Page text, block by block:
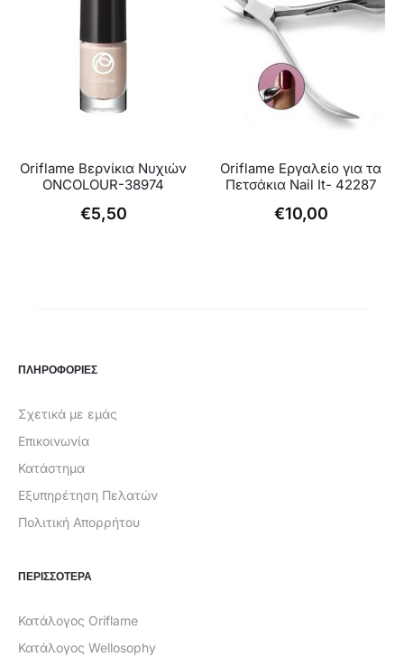
Oriflame Βερνίκια Νυχιών
ONCOLOUR-38974
€5,50
Oriflame Εργαλείο για τα
Πετσάκια Nail It- 42287
€10,00
ΠΛΗΡΟΦΟΡΙΕΣ
Σχετικά με εμάς
Επικοινωνία
Κατάστημα
Εξυπηρέτηση Πελατών
Πολιτική Απορρήτου
ΠΕΡΙΣΣΟΤΕΡΑ
Κατάλογος Oriflame
Κατάλογος Wellosophy